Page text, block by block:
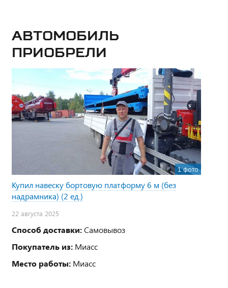
Автомобиль
приобрели
1 фото
Купил навеску бортовую платформу 6 м (без
надрамника) (2 ед.)
22 августа 2025
Способ доставки:Самовывоз
Покупатель из: Миасс
Место работы: Миасс